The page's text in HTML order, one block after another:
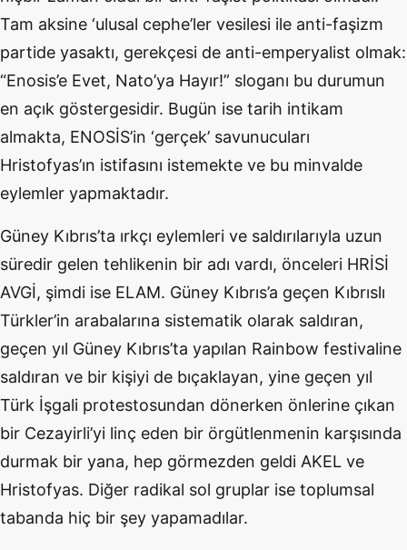
Tam aksine ‘ulusal cephe’ler vesilesi ile anti-faşizm
partide yasaktı, gerekçesi de anti-emperyalist olmak:
“Enosis’e Evet, Nato’ya Hayır!” sloganı bu durumun
en açık göstergesidir. Bugün ise tarih intikam
almakta, ENOSİS’in ‘gerçek’ savunucuları
Hristofyas’ın istifasını istemekte ve bu minvalde
eylemler yapmaktadır.
Güney Kıbrıs’ta ırkçı eylemleri ve saldırılarıyla uzun
süredir gelen tehlikenin bir adı vardı, önceleri HRİSİ
AVGİ, şimdi ise ELAM. Güney Kıbrıs’a geçen Kıbrıslı
Türkler’in arabalarına sistematik olarak saldıran,
geçen yıl Güney Kıbrıs’ta yapılan Rainbow festivaline
saldıran ve bir kişiyi de bıçaklayan, yine geçen yıl
Türk İşgali protestosundan dönerken önlerine çıkan
bir Cezayirli’yi linç eden bir örgütlenmenin karşısında
durmak bir yana, hep görmezden geldi AKEL ve
Hristofyas. Diğer radikal sol gruplar ise toplumsal
tabanda hiç bir şey yapamadılar.